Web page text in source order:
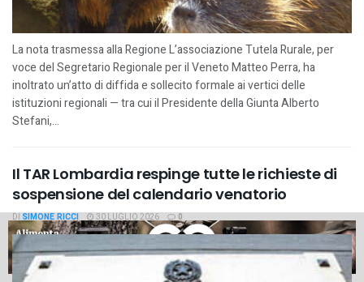
La nota trasmessa alla Regione L’associazione Tutela Rurale, per
voce del Segretario Regionale per il Veneto Matteo Perra, ha
inoltrato un’atto di diffida e sollecito formale ai vertici delle
istituzioni regionali — tra cui il Presidente della Giunta Alberto
Stefani,...
Il TAR Lombardia respinge tutte le richieste di
sospensione del calendario venatorio
DI SIMONE RICCI 30 LUGLIO 2026 0